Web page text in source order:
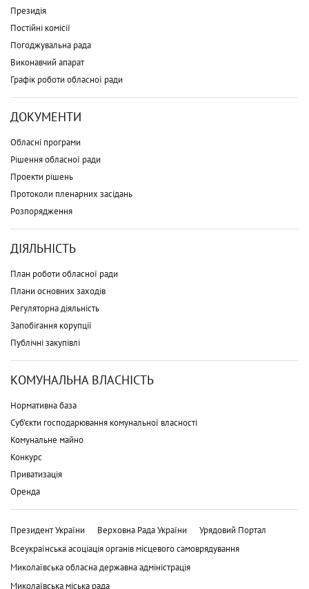
Президія
Постійні комісії
Погоджувальна рада
Виконавчий апарат
Графік роботи обласної ради
ДОКУМЕНТИ
Обласні програми
Рішення обласної ради
Проекти рішень
Протоколи пленарних засідань
Розпорядження
ДІЯЛЬНІСТЬ
План роботи обласної ради
Плани основних заходів
Регуляторна діяльність
Запобігання корупції
Публічні закупівлі
КОМУНАЛЬНА ВЛАСНІСТЬ
Нормативна база
Суб'єкти господарювання комунальної власності
Комунальне майно
Конкурс
Приватизація
Оренда
Президент України Верховна Рада України
Урядовий Портал
Всеукраїнська асоціація органів місцевого самоврядування
Миколаївська обласна державна адміністрація
Миколаївська міська рада